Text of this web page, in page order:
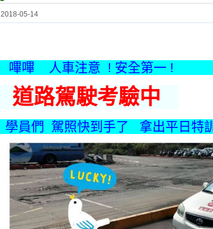
2018-05-14
嗶嗶 人車注意 ! 安
道路駕駛考驗中
學員們 駕照快到手了 拿出平日特